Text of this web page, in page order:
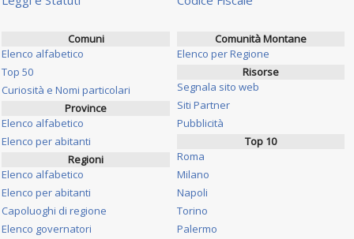
Comuni
Elenco alfabetico
Top 50
Curiosità e Nomi particolari
Province
Elenco alfabetico
Elenco per abitanti
Regioni
Elenco alfabetico
Elenco per abitanti
Capoluoghi di regione
Elenco governatori
Comunità Montane
Elenco per Regione
Risorse
Segnala sito web
Siti Partner
Pubblicità
Top 10
Roma
Milano
Napoli
Torino
Palermo